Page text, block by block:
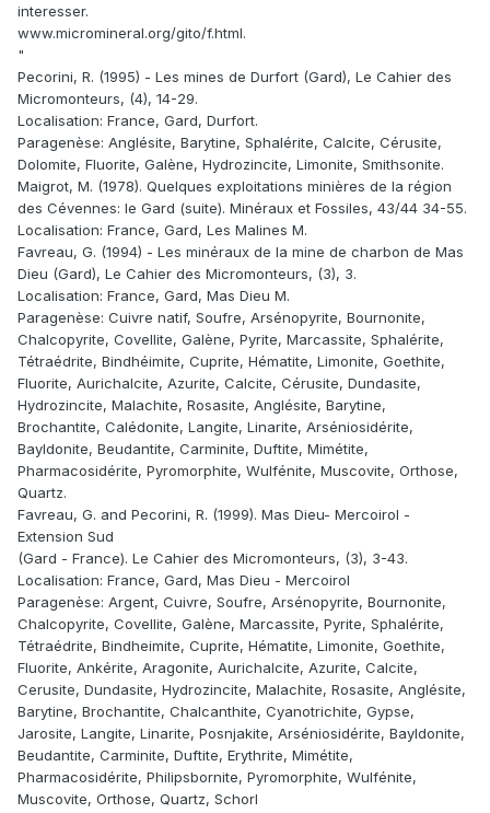
interesser.
www.micromineral.org/gito/f.html.
"
Pecorini, R. (1995) - Les mines de Durfort (Gard), Le Cahier des
Micromonteurs, (4), 14-29.
Localisation: France, Gard, Durfort.
Paragenèse: Anglésite, Barytine, Sphalérite, Calcite, Cérusite,
Dolomite, Fluorite, Galène, Hydrozincite, Limonite, Smithsonite.
Maigrot, M. (1978). Quelques exploitations minières de la région
des Cévennes: le Gard (suite). Minéraux et Fossiles, 43/44 34-55.
Localisation: France, Gard, Les Malines M.
Favreau, G. (1994) - Les minéraux de la mine de charbon de Mas
Dieu (Gard), Le Cahier des Micromonteurs, (3), 3.
Localisation: France, Gard, Mas Dieu M.
Paragenèse: Cuivre natif, Soufre, Arsénopyrite, Bournonite,
Chalcopyrite, Covellite, Galène, Pyrite, Marcassite, Sphalérite,
Tétraédrite, Bindhéimite, Cuprite, Hématite, Limonite, Goethite,
Fluorite, Aurichalcite, Azurite, Calcite, Cérusite, Dundasite,
Hydrozincite, Malachite, Rosasite, Anglésite, Barytine,
Brochantite, Calédonite, Langite, Linarite, Arséniosidérite,
Bayldonite, Beudantite, Carminite, Duftite, Mimétite,
Pharmacosidérite, Pyromorphite, Wulfénite, Muscovite, Orthose,
Quartz.
Favreau, G. and Pecorini, R. (1999). Mas Dieu- Mercoirol -
Extension Sud
(Gard - France). Le Cahier des Micromonteurs, (3), 3-43.
Localisation: France, Gard, Mas Dieu - Mercoirol
Paragenèse: Argent, Cuivre, Soufre, Arsénopyrite, Bournonite,
Chalcopyrite, Covellite, Galène, Marcassite, Pyrite, Sphalérite,
Tétraédrite, Bindheimite, Cuprite, Hématite, Limonite, Goethite,
Fluorite, Ankérite, Aragonite, Aurichalcite, Azurite, Calcite,
Cerusite, Dundasite, Hydrozincite, Malachite, Rosasite, Anglésite,
Barytine, Brochantite, Chalcanthite, Cyanotrichite, Gypse,
Jarosite, Langite, Linarite, Posnjakite, Arséniosidérite, Bayldonite,
Beudantite, Carminite, Duftite, Erythrite, Mimétite,
Pharmacosidérite, Philipsbornite, Pyromorphite, Wulfénite,
Muscovite, Orthose, Quartz, Schorl